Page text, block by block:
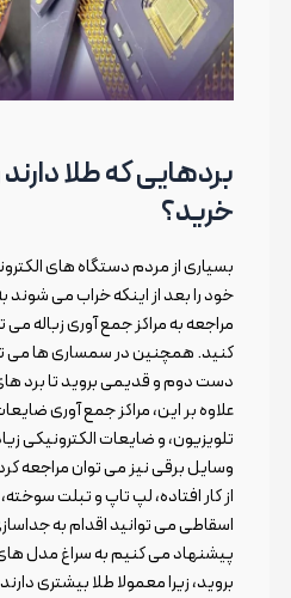
بردهایی که طلا دارند
خرید؟
بسیاری از مردم دستگاه های
خود را بعد از اینکه خراب می شوند
مراجعه به مراکز جمع آوری زباله می
کنید. همچنین در سمساری ها می
دست دوم و قدیمی بروید تا برد
علاوه بر این، مراکز جمع آوری
تلویزیون، و ضایعات الکترونیکی
وسایل برقی نیز می توان مراجعه
از کار افتاده، لپ تاپ و تبلت
اسقاطی می توانید اقدام به
پیشنهاد می کنیم به سراغ مدل
بروید، زیرا معمولا طلا بیشتری